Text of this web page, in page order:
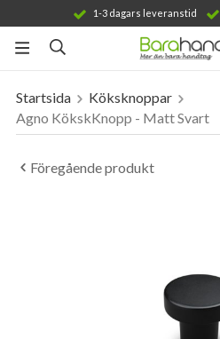
1-3 dagars leveranstid
Produkten har blivit
Startsida
Köksknoppar
Agno KökskKnopp - Matt Svart
Föregående produkt